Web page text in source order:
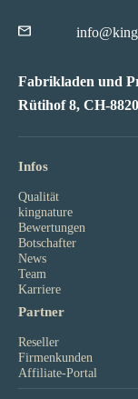
Fabrikladen und
Rütihof 8, CH-
Infos
Qualität
kingnature
Bewertungen
Botschafter
News
Team
Karriere
Partner
Reseller
Firmenkunden
Affiliate-Portal